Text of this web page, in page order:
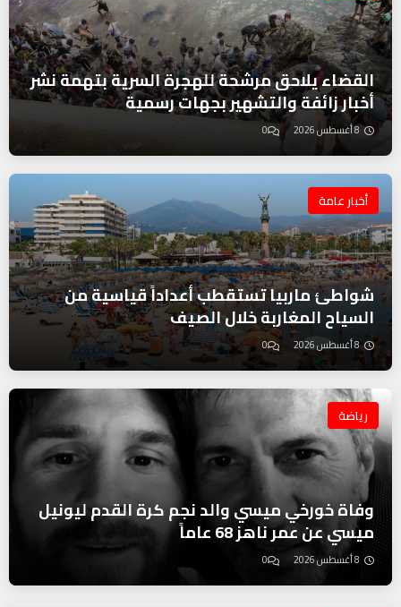
القضاء يلاحق مرشحة للهجرة السرية بتهمة نشر
أخبار زائفة والتشهير بجهات رسمية
8 أغسطس 2026 0
أخبار عامة
شواطئ ماربيا تستقطب أعداداً قياسية من
السياح المغاربة خلال الصيف
8 أغسطس 2026 0
رياضة
وفاة خورخي ميسي والد نجم كرة القدم ليونيل
ميسي عن عمر ناهز 68 عاماً
8 أغسطس 2026 0